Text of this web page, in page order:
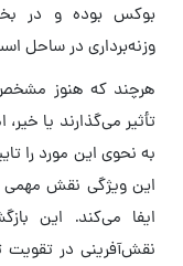
بوکس بوده و در
وزنه‌برداری در ساحل
هرچند که هنوز
تأثیر می‌گذارند یا
به نحوی این مورد را
این ویژگی نقش مهمی
ایفا می‌کند. این
نقش‌آفرینی در